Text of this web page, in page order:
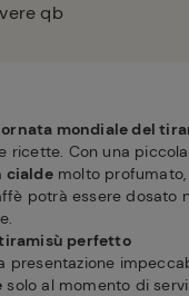
qb
mondiale del
ricette. Con una
cialdemolto profumato,
potrà essere dosato
perfetto
presentazione
solo al momento di